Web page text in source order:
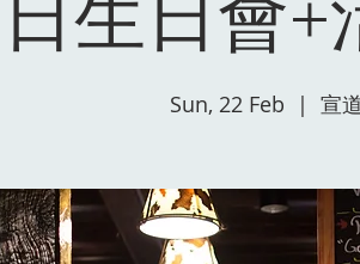
日生日會+
Sun, 22 Feb
  |
宣